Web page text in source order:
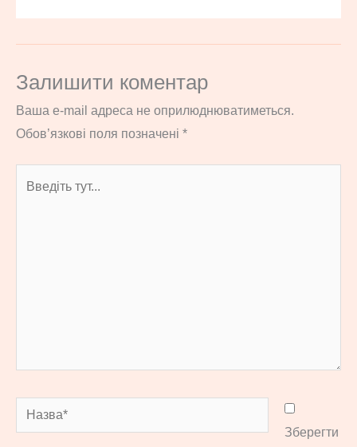
Залишити коментар
Ваша e-mail адреса не оприлюднюватиметься.
Обов’язкові поля позначені *
Назва*
Зберегти